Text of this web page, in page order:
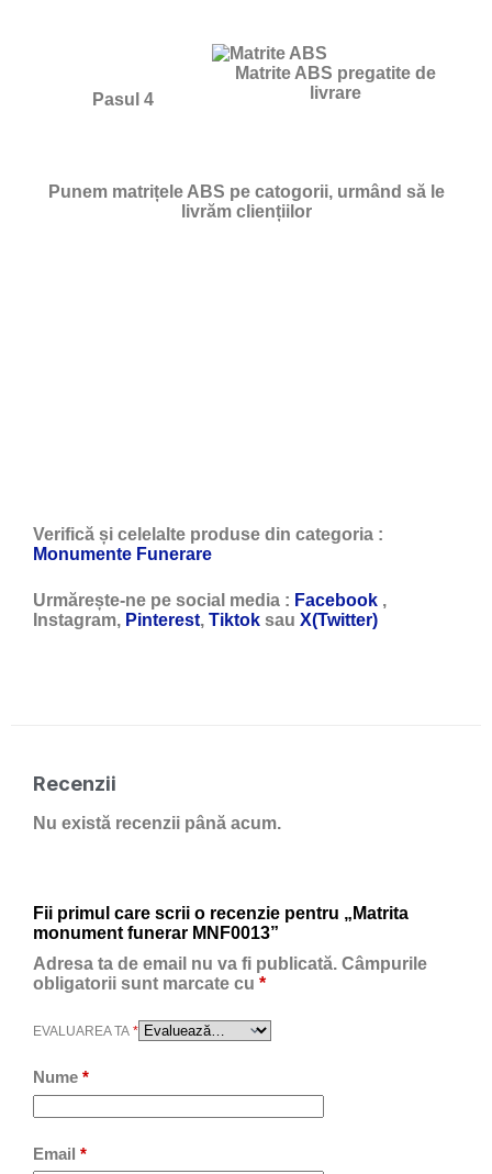
Matrite ABS pregatite de
livrare
Pasul 4
Punem matrițele ABS pe catogorii, urmând să le
livrăm cliențiilor
Verifică și celelalte produse din categoria :
Monumente Funerare
Urmărește-ne pe social media : Facebook ,
Instagram, Pinterest, Tiktok sau X(Twitter)
Recenzii
Nu există recenzii până acum.
Fii primul care scrii o recenzie pentru „Matrita
monument funerar MNF0013”
Adresa ta de email nu va fi publicată. Câmpurile
obligatorii sunt marcate cu *
EVALUAREA TA *
Nume *
Email *